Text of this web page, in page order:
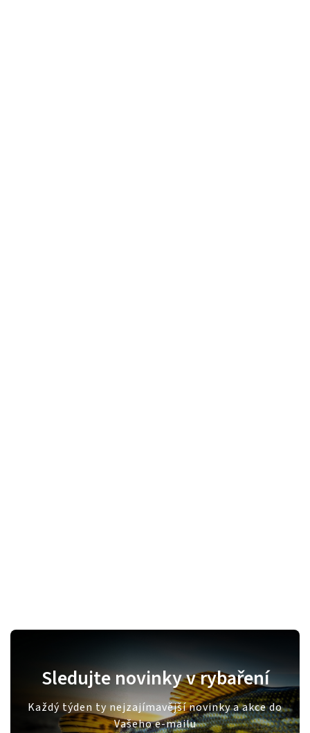
Sledujte novinky v rybaření
Každý týden ty nejzajímavější novinky a akce do
Vašeho e-mailu